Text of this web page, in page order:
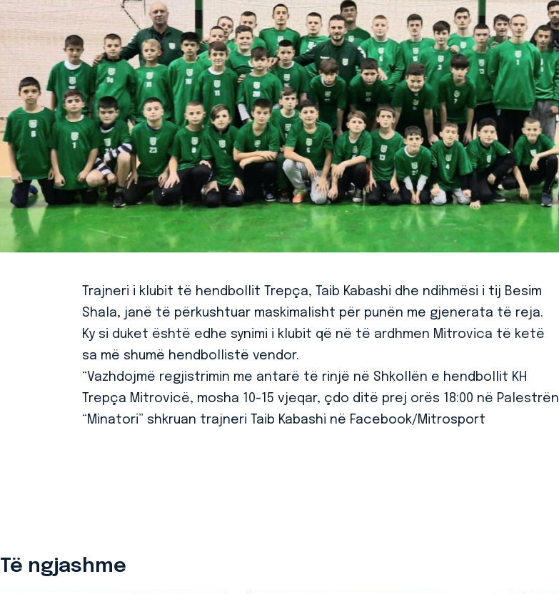
Trajneri i klubit të hendbollit Trepça, Taib Kabashi dhe ndihmësi i tij Besim
Shala, janë të përkushtuar maskimalisht për punën me gjenerata të reja.
Ky si duket është edhe synimi i klubit që në të ardhmen Mitrovica të ketë
sa më shumë hendbollistë vendor.
“Vazhdojmë regjistrimin me antarë të rinjë në Shkollën e hendbollit KH
Trepça Mitrovicë, mosha 10-15 vjeqar, çdo ditë prej orës 18:00 në Palestrën
“Minatori” shkruan trajneri Taib Kabashi në Facebook/Mitrosport
Të ngjashme